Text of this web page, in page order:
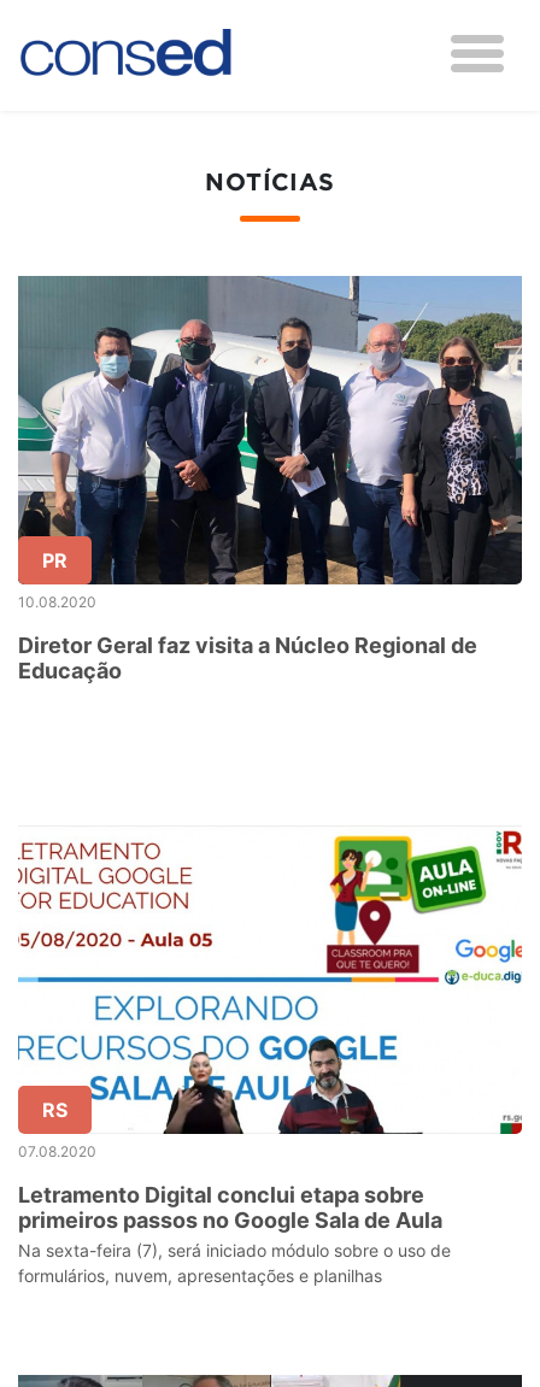
NOTÍCIAS
PR
10.08.2020
Diretor Geral faz visita a Núcleo Regional de
Educação
RS
07.08.2020
Letramento Digital conclui etapa sobre
primeiros passos no Google Sala de Aula
Na sexta-feira (7), será iniciado módulo sobre o uso de
formulários, nuvem, apresentações e planilhas